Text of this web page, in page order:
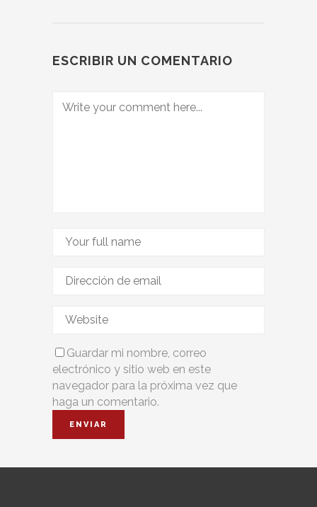
ESCRIBIR UN COMENTARIO
Guardar mi nombre, correo
electrónico y sitio web en este
navegador para la próxima vez que
haga un comentario.